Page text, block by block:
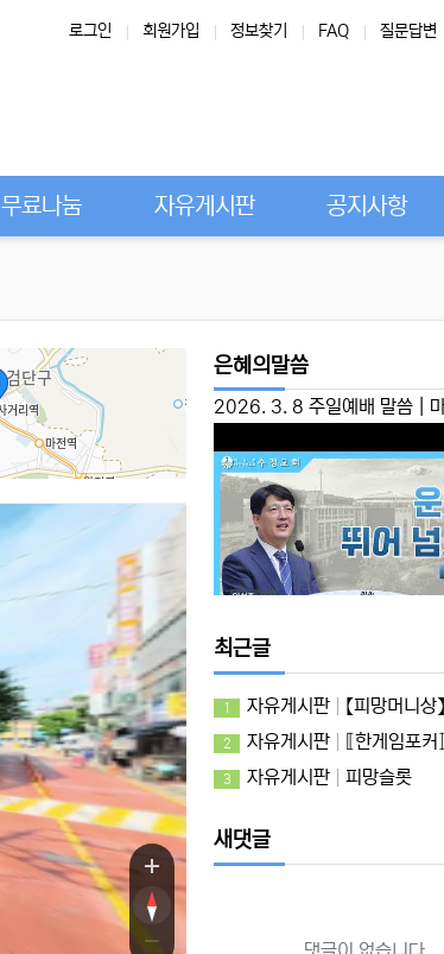
로그인 회원가입 정보찾기 FAQ 질문답변
무료나눔 자유게시판 공지사항
은혜의말씀
최근글
1 자유게시판 【피망머니상】
2 자유게시판 ⟦한게임포커⟧
3 자유게시판 피망슬롯
새댓글